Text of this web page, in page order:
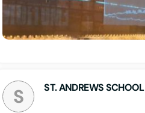
S ST. ANDREWS SCHOOL